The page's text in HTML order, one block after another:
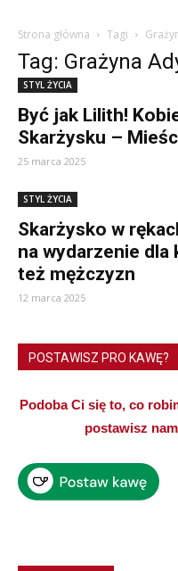
Strona główna Tagi
Tag: Grażyna
STYL ŻYCIA
Być jak Lilith!
Skarżysku –
25 marca 2025
STYL ŻYCIA
Skarżysko w
na wydarzenie dla
też mężczyzn
12 marca 2025
POSTAWISZ PRO KAWĘ?
Podoba Ci się to, co
postawisz